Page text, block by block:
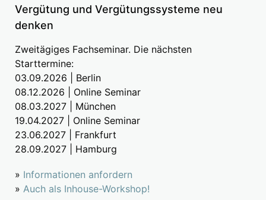
Vergütung und Vergütungssysteme neu
denken
Zweitägiges Fachseminar. Die nächsten
Starttermine:
03.09.2026 | Berlin
08.12.2026 | Online Seminar
08.03.2027 | München
19.04.2027 | Online Seminar
23.06.2027 | Frankfurt
28.09.2027 | Hamburg
» Informationen anfordern
» Auch als Inhouse-Workshop!